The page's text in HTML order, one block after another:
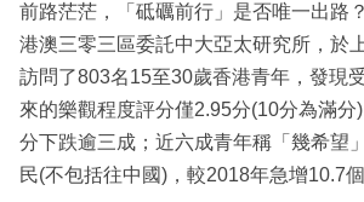
區
前路茫茫，「砥礪前行」是否唯一出路
港澳三零三區委託中大亞太研究所，於
訪問了803名15至30歲香港青年，發現
來的樂觀程度評分僅2.95分(10分為滿分
分下跌逾三成；近六成青年稱「幾希望
民(不包括往中國)，較2018年急增10.7個